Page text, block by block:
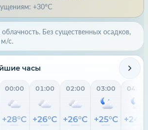
+30°C
Без существенных осадков,
м/с.
часы
00:00
+28°C
01:00
+26°C
02:00
+26°C
03:00
+25°C
04:00
+24°C